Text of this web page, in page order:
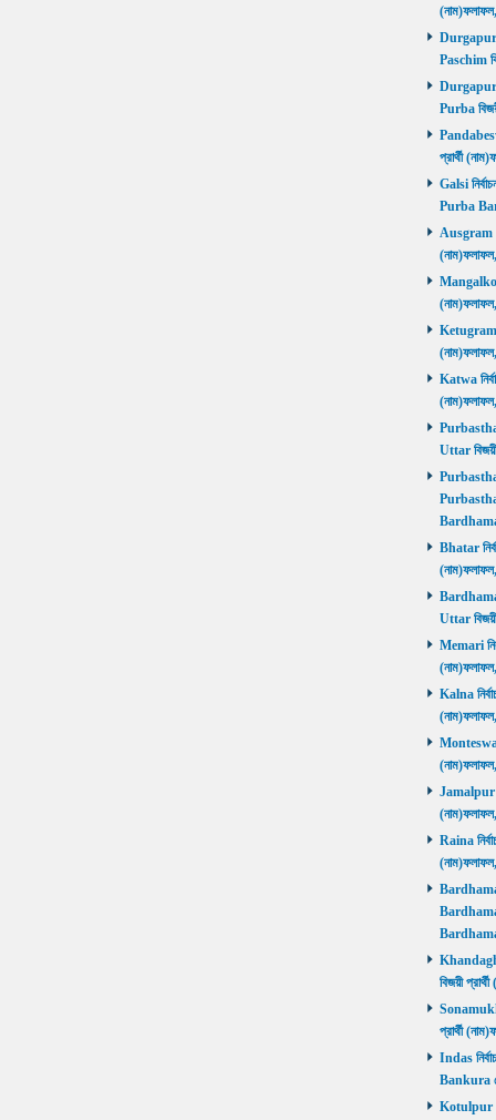
Durgapur
Paschim
Durgapur
Purba
প্রার্থী
Galsi
Purba
Ausgram
Mangalkot
Ketugram
Katwa
Uttar
Bhatar
Uttar
Memari
Kalna
Monteswar
Jamalpur
Raina
বিজয়ী
Sonamukhi
প্রার্থী
Indas
Bankura
Kotulpur